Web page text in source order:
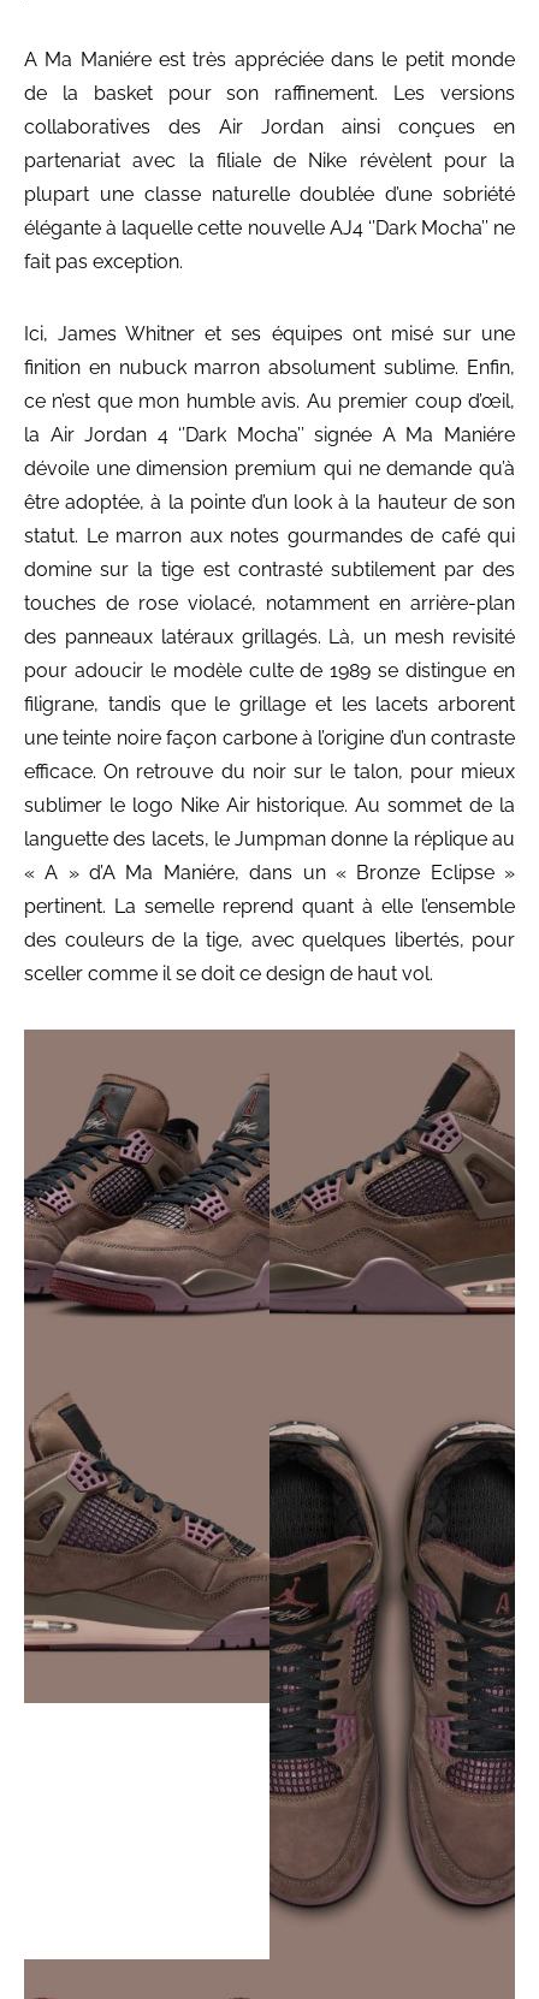
A Ma Maniére est très appréciée dans le petit monde
de la basket pour son raffinement. Les versions
collaboratives des Air Jordan ainsi conçues en
partenariat avec la filiale de Nike révèlent pour la
plupart une classe naturelle doublée d’une sobriété
élégante à laquelle cette nouvelle AJ4 ‘’Dark Mocha’’ ne
fait pas exception.
Ici, James Whitner et ses équipes ont misé sur une
finition en nubuck marron absolument sublime. Enfin,
ce n’est que mon humble avis. Au premier coup d’œil,
la Air Jordan 4 ‘’Dark Mocha’’ signée A Ma Maniére
dévoile une dimension premium qui ne demande qu’à
être adoptée, à la pointe d’un look à la hauteur de son
statut. Le marron aux notes gourmandes de café qui
domine sur la tige est contrasté subtilement par des
touches de rose violacé, notamment en arrière-plan
des panneaux latéraux grillagés. Là, un mesh revisité
pour adoucir le modèle culte de 1989 se distingue en
filigrane, tandis que le grillage et les lacets arborent
une teinte noire façon carbone à l’origine d’un contraste
efficace. On retrouve du noir sur le talon, pour mieux
sublimer le logo Nike Air historique. Au sommet de la
languette des lacets, le Jumpman donne la réplique au
« A » d’A Ma Maniére, dans un « Bronze Eclipse »
pertinent. La semelle reprend quant à elle l’ensemble
des couleurs de la tige, avec quelques libertés, pour
sceller comme il se doit ce design de haut vol.